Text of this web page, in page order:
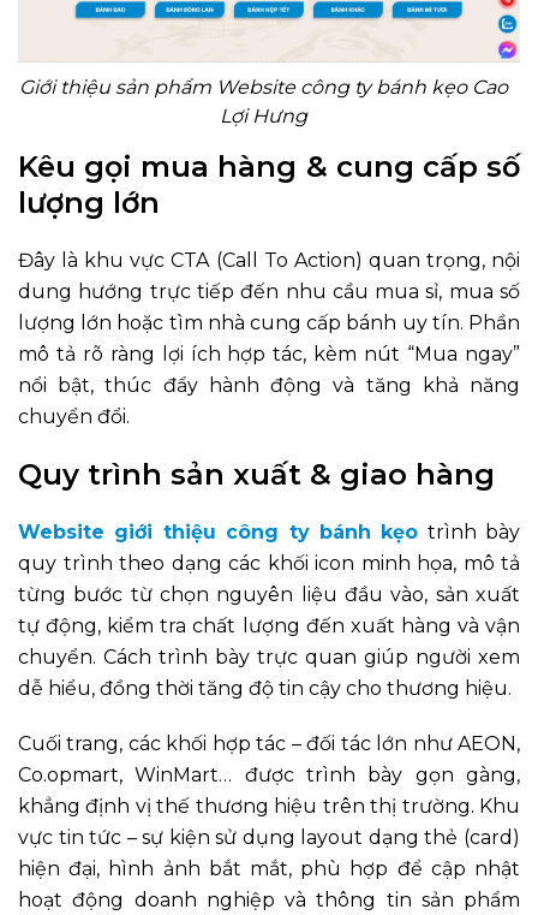
Giới thiệu sản phẩm Website công ty bánh kẹo Cao
Lợi Hưng
Kêu gọi mua hàng & cung cấp số
lượng lớn
Đây là khu vực CTA (Call To Action) quan trọng, nội
dung hướng trực tiếp đến nhu cầu mua sỉ, mua số
lượng lớn hoặc tìm nhà cung cấp bánh uy tín. Phần
mô tả rõ ràng lợi ích hợp tác, kèm nút “Mua ngay”
nổi bật, thúc đẩy hành động và tăng khả năng
chuyển đổi.
Quy trình sản xuất & giao hàng
Website giới thiệu công ty bánh kẹo trình bày
quy trình theo dạng các khối icon minh họa, mô tả
từng bước từ chọn nguyên liệu đầu vào, sản xuất
tự động, kiểm tra chất lượng đến xuất hàng và vận
chuyển. Cách trình bày trực quan giúp người xem
dễ hiểu, đồng thời tăng độ tin cậy cho thương hiệu.
Cuối trang, các khối hợp tác – đối tác lớn như AEON,
Co.opmart, WinMart… được trình bày gọn gàng,
khẳng định vị thế thương hiệu trên thị trường. Khu
vực tin tức – sự kiện sử dụng layout dạng thẻ (card)
hiện đại, hình ảnh bắt mắt, phù hợp để cập nhật
hoạt động doanh nghiệp và thông tin sản phẩm